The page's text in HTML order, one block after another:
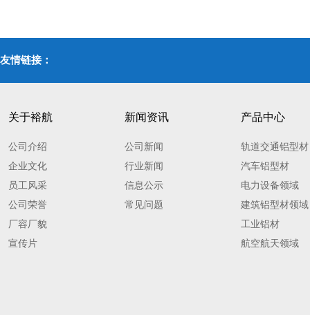
友情链接：
关于裕航
公司介绍
企业文化
员工风采
公司荣誉
厂容厂貌
宣传片
新闻资讯
公司新闻
行业新闻
信息公示
常见问题
产品中心
轨道交通铝型材
汽车铝型材
电力设备领域
建筑铝型材领域
工业铝材
航空航天领域